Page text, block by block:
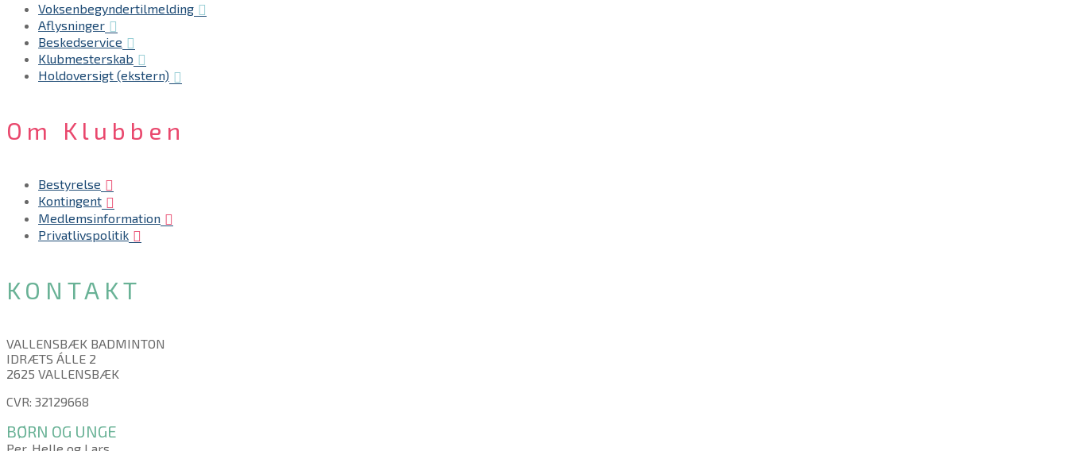
Voksenbegyndertilmelding
Aflysninger
Beskedservice
Klubmesterskab
Holdoversigt (ekstern)
Om Klubben
Bestyrelse
Kontingent
Medlemsinformation
Privatlivspolitik
KONTAKT
VALLENSBÆK BADMINTON
IDRÆTS ÁLLE 2
2625 VALLENSBÆK
CVR: 32129668
BØRN OG UNGE
Per, Helle og Lars